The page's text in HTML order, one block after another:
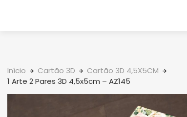
Início Cartão 3D
Cartão 3D 4,5X5CM
1 Arte 2 Pares 3D 4,5x5cm – AZ145